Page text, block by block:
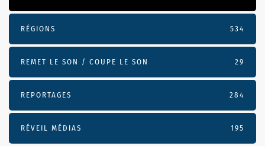
RÉGIONS 534
REMET LE SON / COUPE LE SON 29
REPORTAGES 284
RÉVEIL MÉDIAS 195